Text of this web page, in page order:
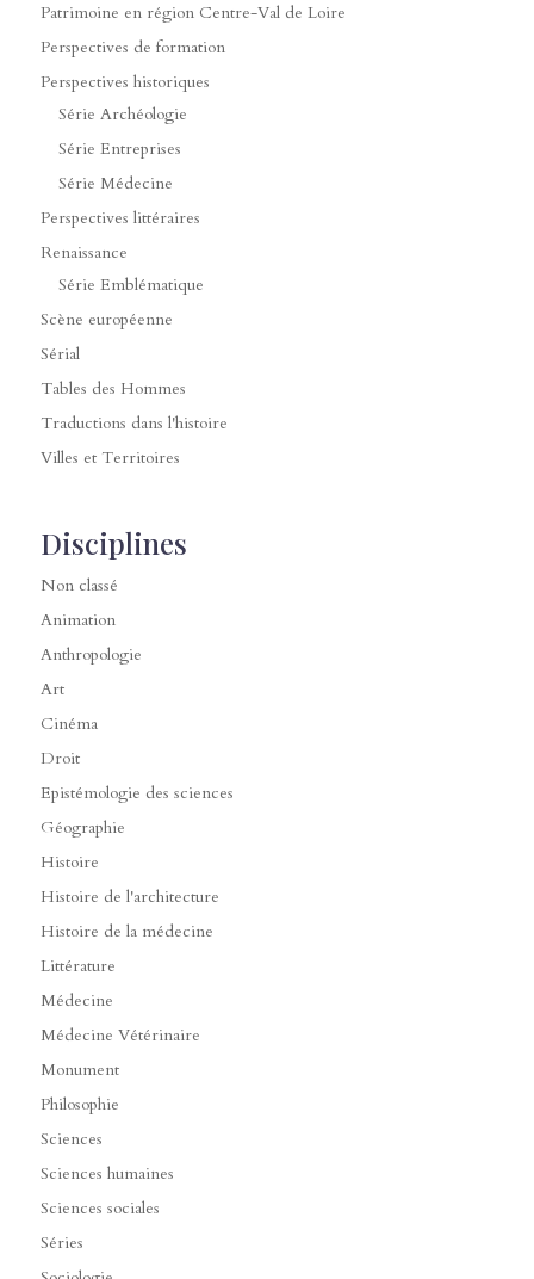
Patrimoine en région Centre-Val de Loire
Perspectives de formation
Perspectives historiques
Série Archéologie
Série Entreprises
Série Médecine
Perspectives littéraires
Renaissance
Série Emblématique
Scène européenne
Sérial
Tables des Hommes
Traductions dans l'histoire
Villes et Territoires
Disciplines
Non classé
Animation
Anthropologie
Art
Cinéma
Droit
Epistémologie des sciences
Géographie
Histoire
Histoire de l'architecture
Histoire de la médecine
Littérature
Médecine
Médecine Vétérinaire
Monument
Philosophie
Sciences
Sciences humaines
Sciences sociales
Séries